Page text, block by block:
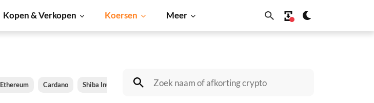
Kopen & Verkopen Koersen Meer
Ethereum Cardano Shiba Inu Dogecoin Solana BNB